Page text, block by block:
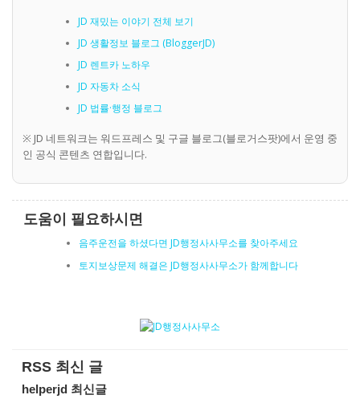
JD 재밌는 이야기 전체 보기
JD 생활정보 블로그 (BloggerJD)
JD 렌트카 노하우
JD 자동차 소식
JD 법률·행정 블로그
※ JD 네트워크는 워드프레스 및 구글 블로그(블로거스팟)에서 운영 중
인 공식 콘텐츠 연합입니다.
도움이 필요하시면
음주운전을 하셨다면 JD행정사사무소를 찾아주세요
토지보상문제 해결은 JD행정사사무소가 함께합니다
RSS 최신 글
helperjd 최신글